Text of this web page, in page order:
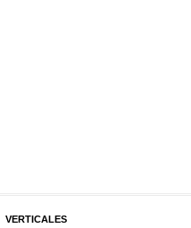
VERTICALES